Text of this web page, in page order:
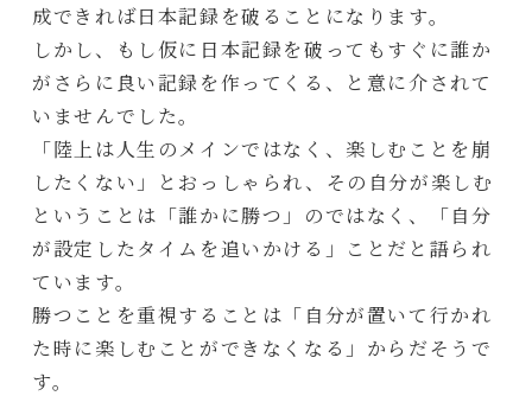
成できれば日本記録を破ることになります。
しかし、もし仮に日本記録を破ってもすぐに誰か
がさらに良い記録を作ってくる、と意に介されて
いませんでした。
「陸上は人生のメインではなく、楽しむことを崩
したくない」とおっしゃられ、その自分が楽しむ
ということは「誰かに勝つ」のではなく、「自分
が設定したタイムを追いかける」ことだと語られ
ています。
勝つことを重視することは「自分が置いて行かれ
た時に楽しむことができなくなる」からだそうで
す。